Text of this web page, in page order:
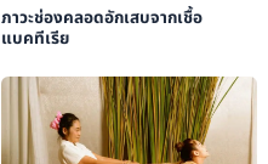
ภาวะช่องคลอดอักเสบจากเชื้อ
แบคทีเรีย